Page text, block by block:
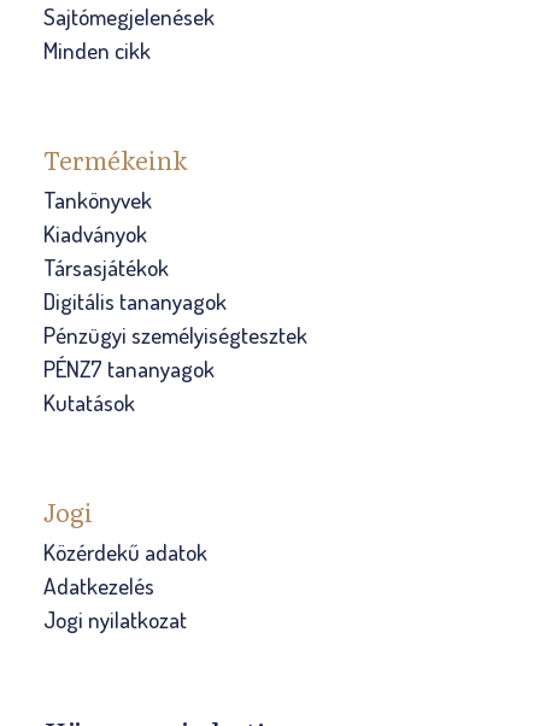
Sajtómegjelenések
Minden cikk
Termékeink
Tankönyvek
Kiadványok
Társasjátékok
Digitális tananyagok
Pénzügyi személyiségtesztek
PÉNZ7 tananyagok
Kutatások
Jogi
Közérdekű adatok
Adatkezelés
Jogi nyilatkozat